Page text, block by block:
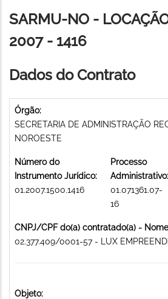
de
navegação
SARMU-NO -
2007 - 1416
Dados do Contrato
Órgão:
SECRETARIA DE ADMINISTRAÇÃO
NOROESTE
Número do
Instrumento Jurídico:
01.2007.1500.1416
Processo
Administrativo:
01.071361.07-
16
CNPJ/CPF do(a) contratado(a) -
02.377.409/0001-57 - LUX
Objeto: